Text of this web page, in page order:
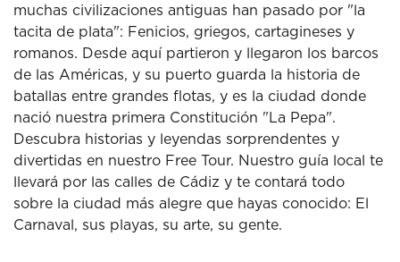
muchas civilizaciones antiguas han pasado por "la
tacita de plata": Fenicios, griegos, cartagineses y
romanos. Desde aquí partieron y llegaron los barcos
de las Américas, y su puerto guarda la historia de
batallas entre grandes flotas, y es la ciudad donde
nació nuestra primera Constitución "La Pepa".
Descubra historias y leyendas sorprendentes y
divertidas en nuestro Free Tour. Nuestro guía local te
llevará por las calles de Cádiz y te contará todo
sobre la ciudad más alegre que hayas conocido: El
Carnaval, sus playas, su arte, su gente.